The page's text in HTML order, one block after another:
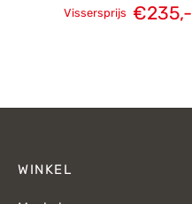
Vissersprijs €235,-
WINKEL